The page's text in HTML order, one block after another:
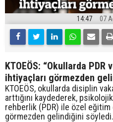
14:47 07
KTOEÖS: “Okullarda PDR
ihtiyaçları görmezden
KTOEÖS, okullarda disiplin
arttığını kaydederek,
rehberlik (PDR) ile özel eğitim
görmezden gelindiğini söyledi.